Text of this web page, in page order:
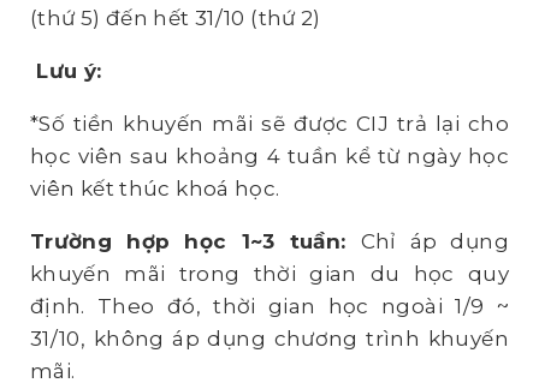
(thứ 5) đến hết 31/10 (thứ 2)
Lưu ý:
*Số tiền khuyến mãi sẽ được CIJ trả lại cho
học viên sau khoảng 4 tuần kể từ ngày học
viên kết thúc khoá học.
Trường hợp học 1~3 tuần: Chỉ áp dụng
khuyến mãi trong thời gian du học quy
định. Theo đó, thời gian học ngoài 1/9 ~
31/10, không áp dụng chương trình khuyến
mãi.